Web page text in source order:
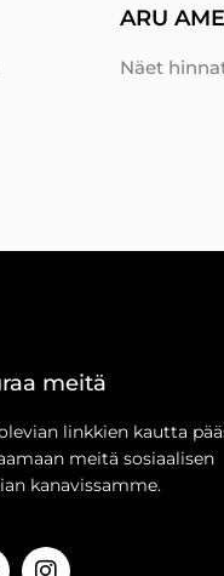
ARU
Näet
meitä
linkkien kautta
meitä sosiaalisen
kanavissamme.